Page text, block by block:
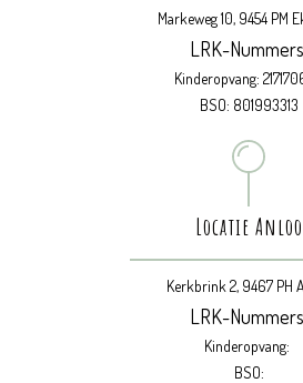
Markeweg 10, 9454 PM
LRK-
Kinderopvang:
BSO: 801993313
Locatie Anloo
Kerkbrink 2, 9467 PH
LRK-
Kinderopvang:
BSO: